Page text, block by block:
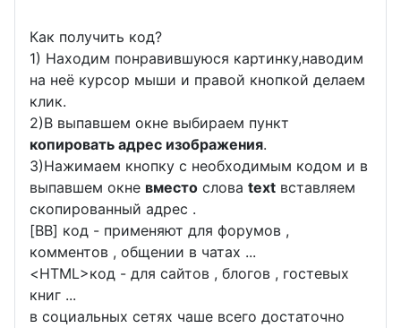
Как получить код?
1) Находим понравившуюся картинку,наводим
на неё курсор мыши и правой кнопкой делаем
клик.
2)В выпавшем окне выбираем пункт
копировать адрес изображения.
3)Нажимаем кнопку с необходимым кодом и в
выпавшем окне вместо слова text вставляем
скопированный адрес .
[BB] код - применяют для форумов ,
комментов , общении в чатах ...
<HTML>код - для сайтов , блогов , гостевых
книг ...
в социальных сетях чаше всего достаточно